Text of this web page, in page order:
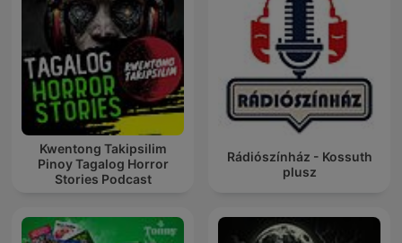
Kwentong Takipsilim
Pinoy Tagalog Horror
Stories Podcast
Rádiószínház - Kossuth
plusz